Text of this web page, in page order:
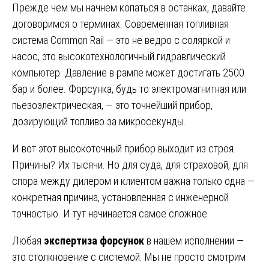
Прежде чем мы начнем копаться в останках, давайте
договоримся о терминах. Современная топливная
система Common Rail — это не ведро с соляркой и
насос, это высокотехнологичный гидравлический
компьютер. Давление в рампе может достигать 2500
бар и более. Форсунка, будь то электромагнитная или
пьезоэлектрическая, — это точнейший прибор,
дозирующий топливо за микросекунды.
И вот этот высокоточный прибор выходит из строя.
Причины? Их тысячи. Но для суда, для страховой, для
спора между дилером и клиентом важна только одна —
конкретная причина, установленная с инженерной
точностью. И тут начинается самое сложное.
Любая экспертиза форсунок в нашем исполнении —
это столкновение с системой. Мы не просто смотрим